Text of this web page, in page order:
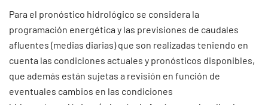
Para el pronóstico hidrológico se considera la
programación energética y las previsiones de caudales
afluentes (medias diarias) que son realizadas teniendo en
cuenta las condiciones actuales y pronósticos disponibles,
que además están sujetas a revisión en función de
eventuales cambios en las condiciones